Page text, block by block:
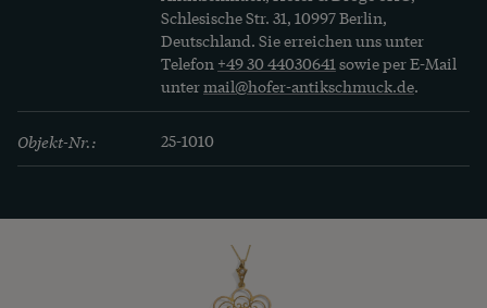
Schlesische Str. 31, 10997 Berlin,
Deutschland. Sie erreichen uns unter
Telefon +49 30 44030641sowie per E-Mail
untermail@hofer-antikschmuck.de.
Objekt-Nr.: 25-1010